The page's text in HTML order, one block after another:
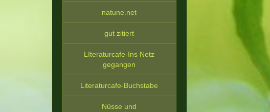
natune.net
gut zitiert
LIteraturcafe-Ins Netz
gegangen
Literaturcafe-Buchstabe
Nüsse und